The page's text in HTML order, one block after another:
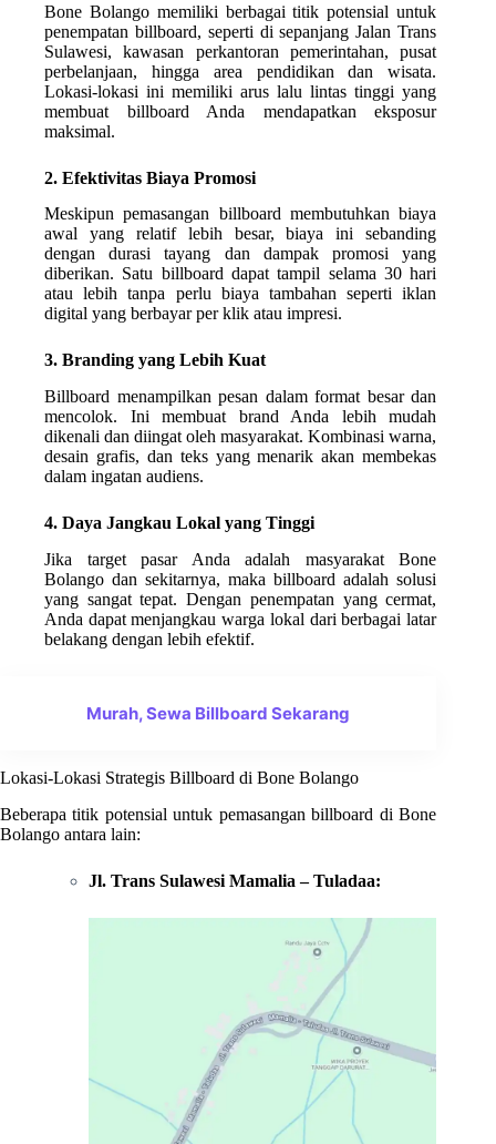
Bone Bolango memiliki berbagai titik potensial untuk
penempatan billboard, seperti di sepanjang Jalan Trans
Sulawesi, kawasan perkantoran pemerintahan, pusat
perbelanjaan, hingga area pendidikan dan wisata.
Lokasi-lokasi ini memiliki arus lalu lintas tinggi yang
membuat billboard Anda mendapatkan eksposur
maksimal.
2. Efektivitas Biaya Promosi
Meskipun pemasangan billboard membutuhkan biaya
awal yang relatif lebih besar, biaya ini sebanding
dengan durasi tayang dan dampak promosi yang
diberikan. Satu billboard dapat tampil selama 30 hari
atau lebih tanpa perlu biaya tambahan seperti iklan
digital yang berbayar per klik atau impresi.
3. Branding yang Lebih Kuat
Billboard menampilkan pesan dalam format besar dan
mencolok. Ini membuat brand Anda lebih mudah
dikenali dan diingat oleh masyarakat. Kombinasi warna,
desain grafis, dan teks yang menarik akan membekas
dalam ingatan audiens.
4. Daya Jangkau Lokal yang Tinggi
Jika target pasar Anda adalah masyarakat Bone
Bolango dan sekitarnya, maka billboard adalah solusi
yang sangat tepat. Dengan penempatan yang cermat,
Anda dapat menjangkau warga lokal dari berbagai latar
belakang dengan lebih efektif.
Murah, Sewa Billboard Sekarang
Lokasi-Lokasi Strategis Billboard di Bone Bolango
Beberapa titik potensial untuk pemasangan billboard di Bone
Bolango antara lain:
Jl. Trans Sulawesi Mamalia – Tuladaa: